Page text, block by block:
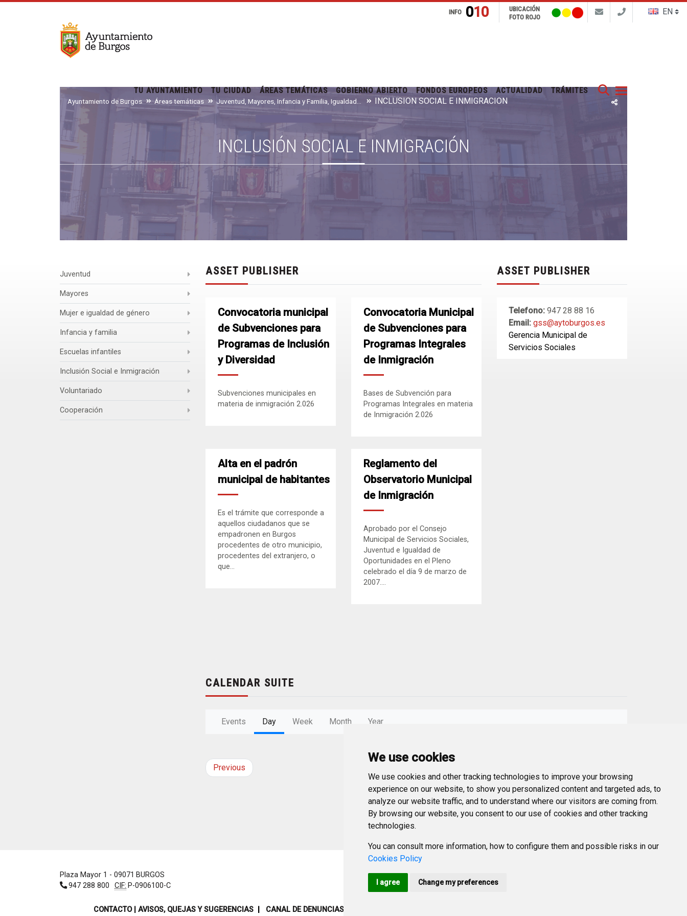
We use cookies
We use cookies and other tracking technologies to improve your browsing
experience on our website, to show you personalized content and targeted ads, to
analyze our website traffic, and to understand where our visitors are coming from.
By browsing our website, you consent to our use of cookies and other tracking
technologies.
You can consult more information, how to configure them and possible risks in our
Cookies Policy
I agree Change my preferences
Buscar
INFO 010
UBICACIÓN
FOTO ROJO
TU AYUNTAMIENTO TU CIUDAD ÁREAS TEMÁTICAS GOBIERNO ABIERTO FONDOS EUROPEOS ACTUALIDAD TRÁMITES
Ayuntamiento de Burgos Áreas temáticas INCLUSIÓN SOCIAL E INMIGRACIÓN
INCLUSIÓN SOCIAL E INMIGRACIÓN
Juventud
Mayores
Mujer e igualdad de género
Infancia y familia
Escuelas infantiles
Inclusión Social e Inmigración
Voluntariado
Cooperación
ASSET PUBLISHER
Convocatoria municipal
de Subvenciones para
Programas de Inclusión
y Diversidad
Subvenciones municipales en
materia de inmigración 2.026
Convocatoria Municipal
de Subvenciones para
Programas Integrales
de Inmigración
Bases de Subvención para
Programas Integrales en materia
de Inmigración 2.026
Alta en el padrón
municipal de habitantes
Es el trámite que corresponde a
aquellos ciudadanos que se
empadronen en Burgos
procedentes de otro municipio,
procedentes del extranjero, o
que...
Reglamento del
Observatorio Municipal
de Inmigración
Aprobado por el Consejo
Municipal de Servicios Sociales,
Juventud e Igualdad de
Oportunidades en el Pleno
celebrado el día 9 de marzo de
2007....
ASSET PUBLISHER
Telefono: 947 28 88 16
Email: gss@aytoburgos.es
Gerencia Municipal de
Servicios Sociales
CALENDAR SUITE
Events Day Week Month Year
Previous
Plaza Mayor 1 - 09071 BURGOS
947 288 800
CIF: P-0906100-C
CONTACTO | AVISOS, QUEJAS Y SUGERENCIAS CANAL DE DENUNCIAS